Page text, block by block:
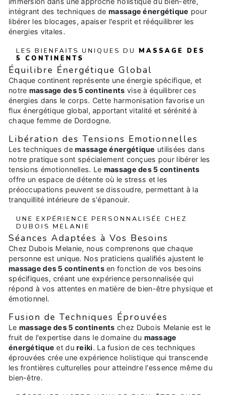
intégrant des techniques demassage énergétique pour
libérer les blocages, apaiser l'esprit et rééquilibrer les
énergies vitales.
LES BIENFAITS UNIQUES DU MASSAGE DES
5 CONTINENTS
Équilibre Énergétique Global
Chaque continent représente une énergie spécifique, et
notre massage des 5 continents vise à équilibrer ces
énergies dans le corps. Cette harmonisation favorise un
flux énergétique global, apportant vitalité et sérénité à
chaque femme de Dordogne.
Libération des Tensions Emotionnelles
Les techniques demassage énergétique utilisées dans
notre pratique sont spécialement conçues pour libérer les
tensions émotionnelles. Le massage des 5 continents
offre un espace de détente où le stress et les
préoccupations peuvent se dissoudre, permettant à la
tranquillité intérieure de s'épanouir.
UNE EXPÉRIENCE PERSONNALISÉE CHEZ
DUBOIS MELANIE
Séances Adaptées à Vos Besoins
Chez Dubois Melanie, nous comprenons que chaque
personne est unique. Nos praticiens qualifiés ajustent le
massage des 5 continentsen fonction de vos besoins
spécifiques, créant une expérience personnalisée qui
répond à vos attentes en matière de bien-être physique et
émotionnel.
Fusion de Techniques Éprouvées
Le massage des 5 continents chez Dubois Melanie est le
fruit de l'expertise dans le domaine du massage
énergétique et dureiki. La fusion de ces techniques
éprouvées crée une expérience holistique qui transcende
les frontières culturelles pour atteindre l'essence même du
bien-être.